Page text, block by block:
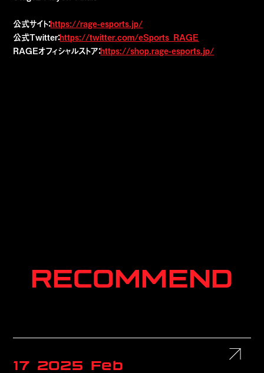
公式サイト：https://rage-esports.jp/
公式Twitter：https://twitter.com/eSports_RAGE
RAGEオフィシャルストア：https://shop.rage-esports.jp/
RECOMMEND
17 2025 Feb